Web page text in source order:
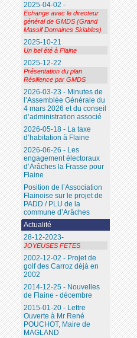
2025-04-02 -
Echange avec le directeur
général de GMDS (Grand
Massif Domaines Skiables)
2025-10-21
Un bel été à Flaine
2025-12-22
Présentation du plan
Résilience par GMDS
2026-03-23 - Minutes de
l’Assemblée Générale du
4 mars 2026 et du conseil
d’administration associé
2026-05-18 - La taxe
d’habitation à Flaine
2026-06-26 - Les
engagement électoraux
d’Arâches la Frasse pour
Flaine
Position de l’Association
Flainoise sur le projet de
PADD / PLU de la
commune d’Arâches
Actualité
28-12-2023-
JOYEUSES FETES
2002-12-02 - Projet de
golf des Carroz déjà en
2002
2014-12-25 - Nouvelles
de Flaine - décembre
2015-01-20 - Lettre
Ouverte à Mr René
POUCHOT, Maire de
MAGLAND